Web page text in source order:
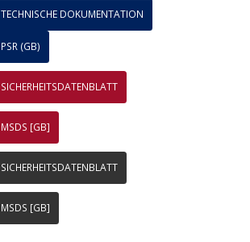
TECHNISCHE DOKUMENTATION
PSR (GB)
SICHERHEITSDATENBLATT
MSDS [GB]
SICHERHEITSDATENBLATT
MSDS [GB]